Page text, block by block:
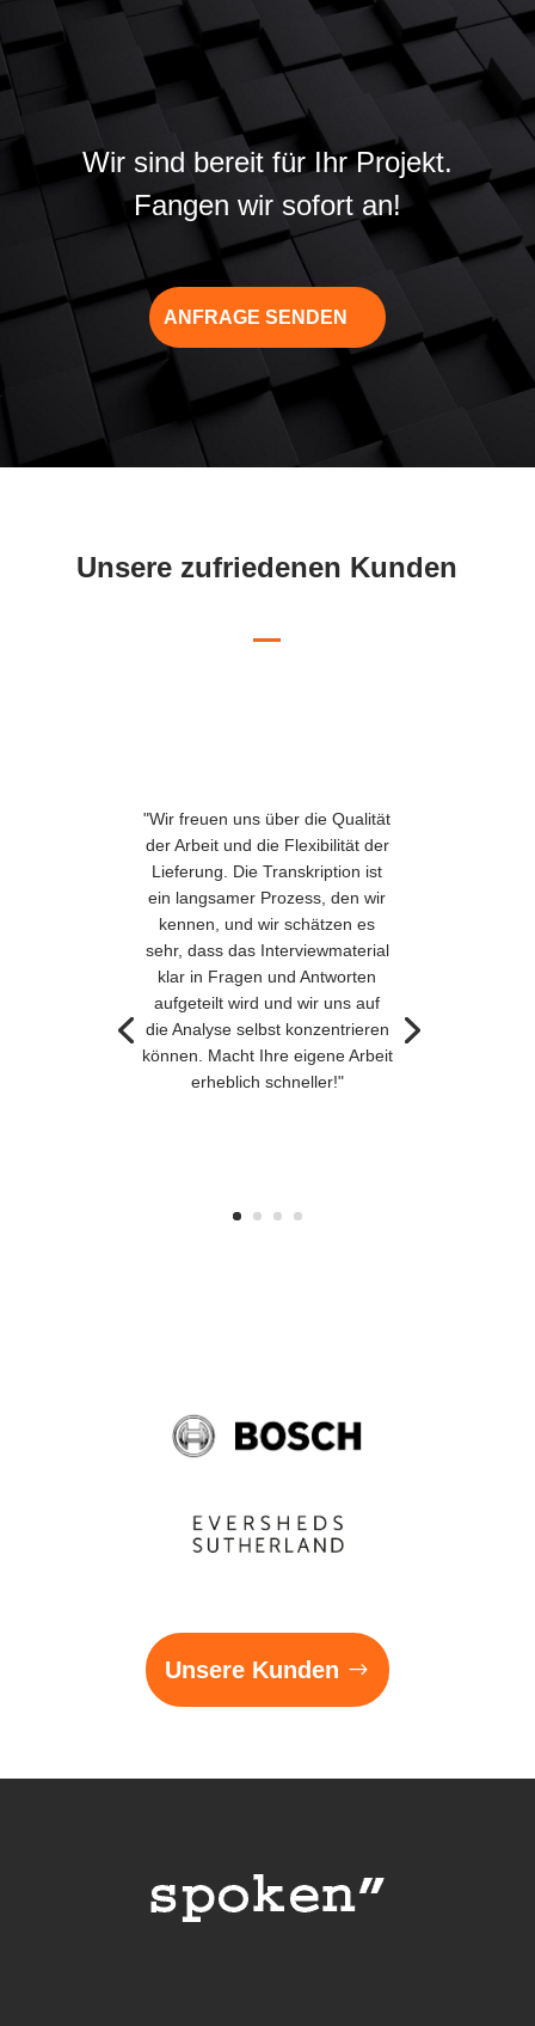
Wir sind bereit für Ihr Projekt.
Fangen wir sofort an!
ANFRAGE SENDEN
Unsere zufriedenen Kunden
"Wir freuen uns über die Qualität
der Arbeit und die Flexibilität der
Lieferung. Die Transkription ist
ein langsamer Prozess, den wir
kennen, und wir schätzen es
sehr, dass das Interviewmaterial
klar in Fragen und Antworten
aufgeteilt wird und wir uns auf
die Analyse selbst konzentrieren
können. Macht Ihre eigene Arbeit
erheblich schneller!"
Unsere Kunden